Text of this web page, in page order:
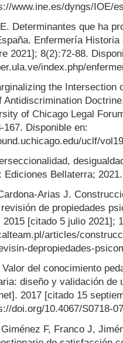
www.ine.es/dyngs/IOE/
Determinantes que ha
Enfermería
2021]; 8(2):72-88.
index.php/
the Intersection
Antidiscrimination
of Chicago Legal
167. Disponible en:
uclf/
Ediciones Bellaterra; 2021.
Arias J.
de propiedades
[citado 5 julio 2021];
articles/
depropiedades-
del conocimiento
diseño y validación de
2017 [citado 15
doi.org/10.4067/S0718-
F, Franco J,